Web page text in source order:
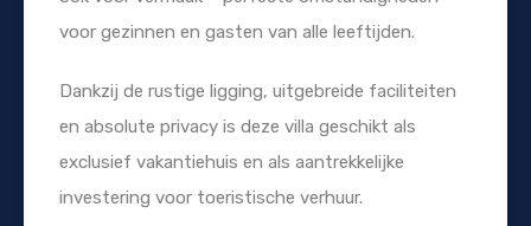
voor gezinnen en gasten van alle leeftijden.
Dankzij de rustige ligging, uitgebreide faciliteiten
en absolute privacy is deze villa geschikt als
exclusief vakantiehuis en als aantrekkelijke
investering voor toeristische verhuur.